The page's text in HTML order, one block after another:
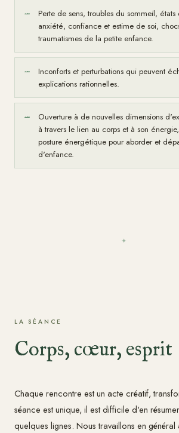
—
Perte de sens, troubles du sommeil, états
anxiété, confiance et estime de soi,
traumatismes de la petite enfance.
—
Inconforts et perturbations qui peuvent
explications rationnelles.
—
Ouverture à de nouvelles dimensions
à travers le lien au corps et à son
posture énergétique pour aborder et
d'enfance.
✦
LA SÉANCE
Corps, cœur, esprit
Chaque rencontre est un acte créatif,
séance est unique, il est difficile d'en
quelques lignes. Nous travaillons en